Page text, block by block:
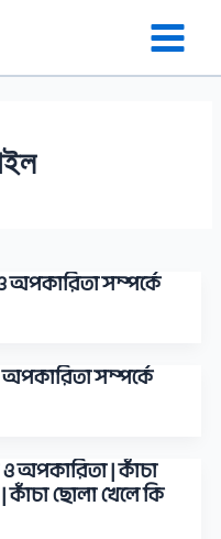
অপকারিতা সম্পর্কে
সম্পর্কে
অপকারিতা | কাঁচা
ছোলা খেলে কি